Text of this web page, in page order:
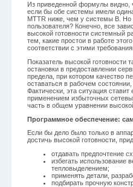
Из приведенной формулы видно,
если бы обе системы имели
MTTR ниже, чем у системы В. Но
пользователя? Конечно, все
высокой готовности системный
тем, какие простои в работе
соответствии с этими
Показатель высокой готовности
остановки в предоставлении
предела, при котором качество
оставаться в рабочем
Фактически, эта ситуация
применением избыточных
часть в общем уравнении
Программное обеспечение:
Если бы дело было только в
достичь высокой готовности,
отдавать предпочтение
избегать использование
тепловыделением;
применять детали,
подбирать прочную